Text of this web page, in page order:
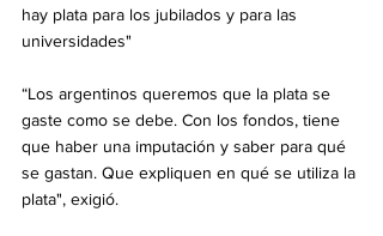
hay plata para los jubilados y para las
universidades"
“Los argentinos queremos que la plata se
gaste como se debe. Con los fondos, tiene
que haber una imputación y saber para qué
se gastan. Que expliquen en qué se utiliza la
plata", exigió.